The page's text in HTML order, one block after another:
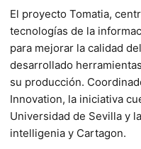
El proyecto Tomatia,
tecnologías de la
para mejorar la calidad
desarrollado
su producción.
Innovation, la iniciativa
Universidad de Sevilla y
intelligenia y Cartagon.